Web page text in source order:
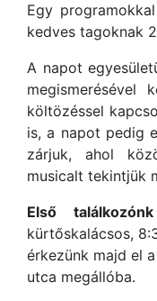
Egy
kedves tagoknak
A napot
megismerésével
költözéssel
is, a napot pedig
zárjuk, ahol
musicalt tekintjük
Első
kürtőskalácsos,
érkezünk majd el
utca megállóba.